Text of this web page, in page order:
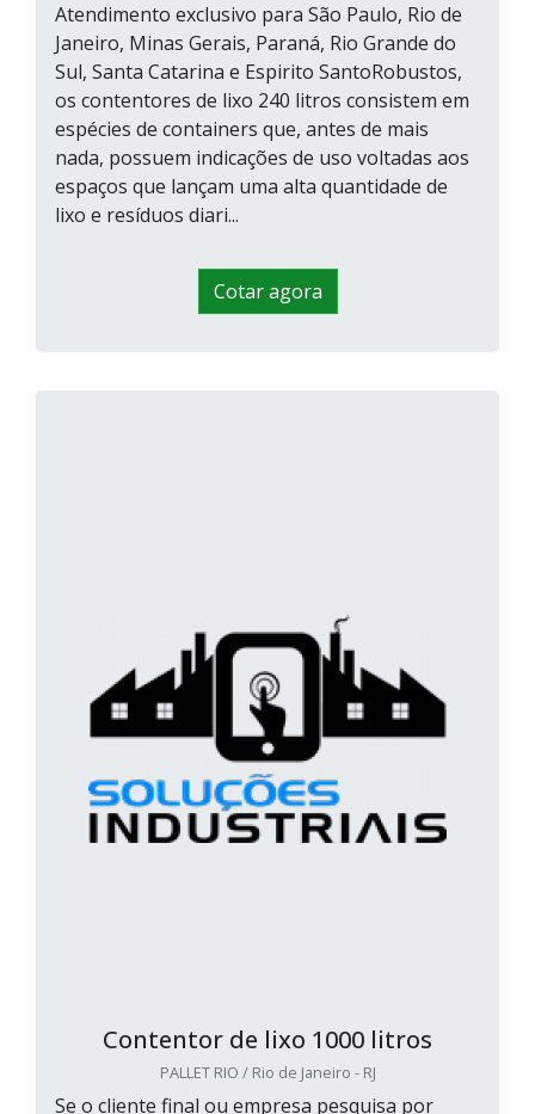
Atendimento exclusivo para São Paulo, Rio de
Janeiro, Minas Gerais, Paraná, Rio Grande do
Sul, Santa Catarina e Espirito SantoRobustos,
os contentores de lixo 240 litros consistem em
espécies de containers que, antes de mais
nada, possuem indicações de uso voltadas aos
espaços que lançam uma alta quantidade de
lixo e resíduos diari...
Cotar agora
Contentor de lixo 1000 litros
PALLET RIO / Rio de Janeiro - RJ
Se o cliente final ou empresa pesquisa por